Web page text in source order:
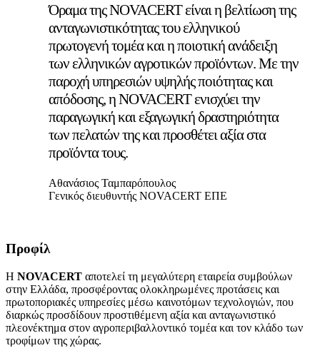
Όραμα της NOVACERT είναι η βελτίωση της
ανταγωνιστικότητας του ελληνικού
πρωτογενή τομέα και η ποιοτική ανάδειξη
των ελληνικών αγροτικών προϊόντων. Με την
παροχή υπηρεσιών υψηλής ποιότητας και
απόδοσης, η NOVACERT ενισχύει την
παραγωγική και εξαγωγική δραστηριότητα
των πελατών της και προσθέτει αξία στα
προϊόντα τους.
Αθανάσιος Ταμπαρόπουλος
Γενικός διευθυντής NOVACERT ΕΠΕ
Προφίλ
Η NOVACERT αποτελεί τη μεγαλύτερη εταιρεία συμβούλων
στην Ελλάδα, προσφέροντας ολοκληρωμένες προτάσεις και
πρωτοποριακές υπηρεσίες μέσω καινοτόμων τεχνολογιών, που
διαρκώς προσδίδουν προστιθέμενη αξία και ανταγωνιστικό
πλεονέκτημα στον αγροπεριβαλλοντικό τομέα και τον κλάδο των
τροφίμων της χώρας.